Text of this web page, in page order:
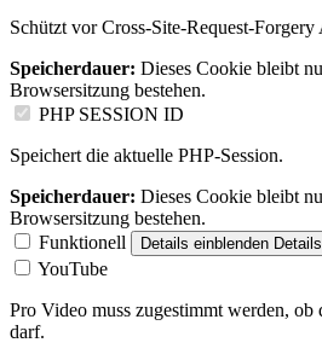
Schützt vor Cross-Site-Request-
Speicherdauer: Dieses Cookie bleibt
Browsersitzung bestehen.
PHP SESSION ID
Speichert die aktuelle PHP-Session.
Speicherdauer: Dieses Cookie bleibt
Browsersitzung bestehen.
Funktionell
Details einblenden
YouTube
Pro Video muss zugestimmt werden, ob
darf.